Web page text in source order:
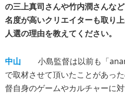
の三上真司さんや竹内潤さんな
名度が高いクリエイターも取り
人選の理由を教えてください。
中山
小島監督は以前も「
で取材させて頂いたことがあっ
督自身のゲームやカルチャーに